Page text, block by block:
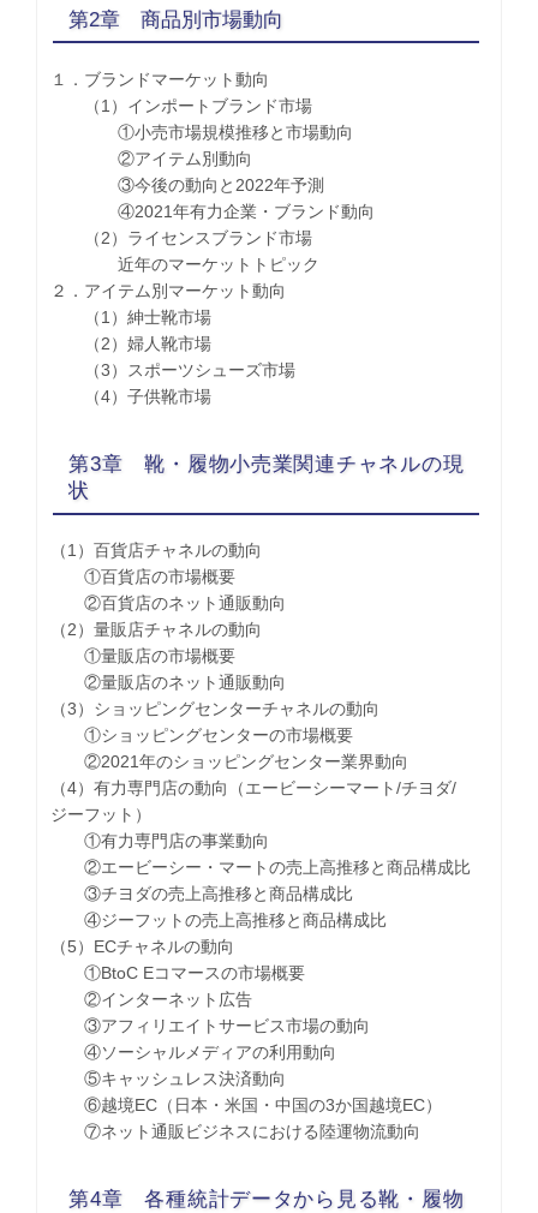
第2章 商品別市場動向
１．ブランドマーケット動向
（1）インポートブランド市場
①小売市場規模推移と市場動向
②アイテム別動向
③今後の動向と2022年予測
④2021年有力企業・ブランド動向
（2）ライセンスブランド市場
近年のマーケットトピック
２．アイテム別マーケット動向
（1）紳士靴市場
（2）婦人靴市場
（3）スポーツシューズ市場
（4）子供靴市場
第3章 靴・履物小売業関連チャネルの現
状
（1）百貨店チャネルの動向
①百貨店の市場概要
②百貨店のネット通販動向
（2）量販店チャネルの動向
①量販店の市場概要
②量販店のネット通販動向
（3）ショッピングセンターチャネルの動向
①ショッピングセンターの市場概要
②2021年のショッピングセンター業界動向
（4）有力専門店の動向（エービーシーマート/チヨダ/
ジーフット）
①有力専門店の事業動向
②エービーシー・マートの売上高推移と商品構成比
③チヨダの売上高推移と商品構成比
④ジーフットの売上高推移と商品構成比
（5）ECチャネルの動向
①BtoC Eコマースの市場概要
②インターネット広告
③アフィリエイトサービス市場の動向
④ソーシャルメディアの利用動向
⑤キャッシュレス決済動向
⑥越境EC（日本・米国・中国の3か国越境EC）
⑦ネット通販ビジネスにおける陸運物流動向
第4章 各種統計データから見る靴・履物